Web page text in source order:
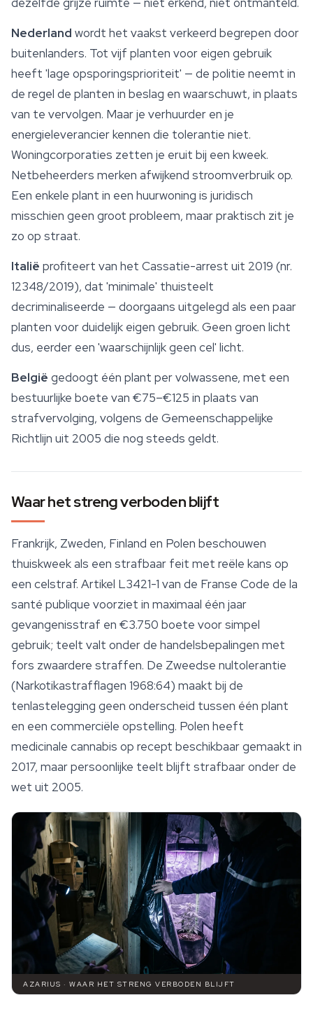
Nederland wordt het vaakst verkeerd begrepen door
buitenlanders. Tot vijf planten voor eigen gebruik
heeft 'lage opsporingsprioriteit' — de politie neemt in
de regel de planten in beslag en waarschuwt, in plaats
van te vervolgen. Maar je verhuurder en je
energieleverancier kennen die tolerantie niet.
Woningcorporaties zetten je eruit bij een kweek.
Netbeheerders merken afwijkend stroomverbruik op.
Een enkele plant in een huurwoning is juridisch
misschien geen groot probleem, maar praktisch zit je
zo op straat.
Italië profiteert van het Cassatie-arrest uit 2019 (nr.
12348/2019), dat 'minimale' thuisteelt
decriminaliseerde — doorgaans uitgelegd als een paar
planten voor duidelijk eigen gebruik. Geen groen licht
dus, eerder een 'waarschijnlijk geen cel' licht.
België gedoogt één plant per volwassene, met een
bestuurlijke boete van €75–€125 in plaats van
strafvervolging, volgens de Gemeenschappelijke
Richtlijn uit 2005 die nog steeds geldt.
Waar het streng verboden blijft
Frankrijk, Zweden, Finland en Polen beschouwen
thuiskweek als een strafbaar feit met reële kans op
een celstraf. Artikel L3421-1 van de Franse Code de la
santé publique voorziet in maximaal één jaar
gevangenisstraf en €3.750 boete voor simpel
gebruik; teelt valt onder de handelsbepalingen met
fors zwaardere straffen. De Zweedse nultolerantie
(Narkotikastrafflagen 1968:64) maakt bij de
tenlastelegging geen onderscheid tussen één plant
en een commerciële opstelling. Polen heeft
medicinale cannabis op recept beschikbaar gemaakt in
2017, maar persoonlijke teelt blijft strafbaar onder de
wet uit 2005.
AZARIUS · WAAR HET STRENG VERBODEN BLIJFT